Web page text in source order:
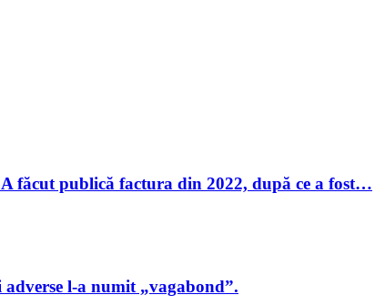
făcut publică factura din 2022, după ce a fost…
adverse l-a numit „vagabond”.